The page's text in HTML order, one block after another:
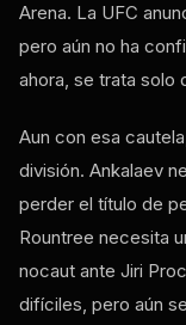
Arena. La UFC
pero aún no ha
ahora, se trata solo
Aun con esa
división. Ankalaev
perder el título de
Rountree necesita
nocaut ante Jiri
difíciles, pero aún